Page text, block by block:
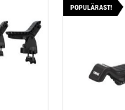
POPULÄRAST!